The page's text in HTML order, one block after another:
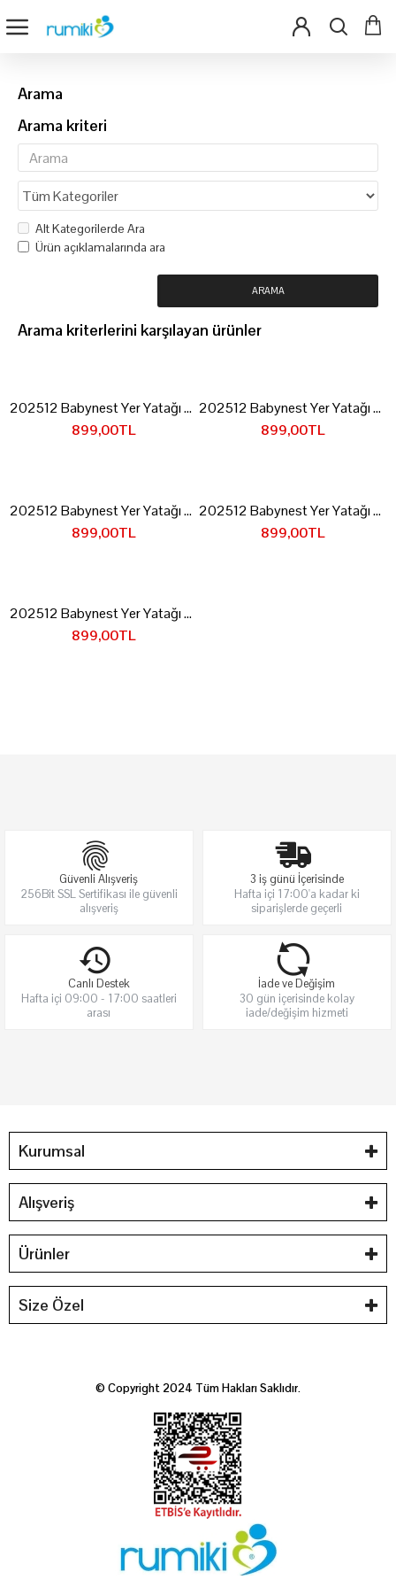
Arama
Arama kriteri
Alt Kategorilerde Ara
Ürün açıklamalarında ara
ARAMA
Arama kriterlerini karşılayan ürünler
202512 Babynest Yer Yatağı Gri Gri
899,00TL
202512 Babynest Yer Yatağı Gri-Sarı
899,00TL
202512 Babynest Yer Yatağı Kahverengi Sarı
899,00TL
202512 Babynest Yer Yatağı Mavi Gri
899,00TL
202512 Babynest Yer Yatağı Pembe Gri
899,00TL
Güvenli Alışveriş
256Bit SSL Sertifikası ile güvenli
alışveriş
3 iş günü İçerisinde
Hafta içi 17:00'a kadar ki
siparişlerde geçerli
Canlı Destek
Hafta içi 09:00 - 17:00 saatleri
arası
İade ve Değişim
30 gün içerisinde kolay
iade/değişim hizmeti
Kurumsal
Alışveriş
Ürünler
Size Özel
© Copyright 2024 Tüm Hakları Saklıdır.